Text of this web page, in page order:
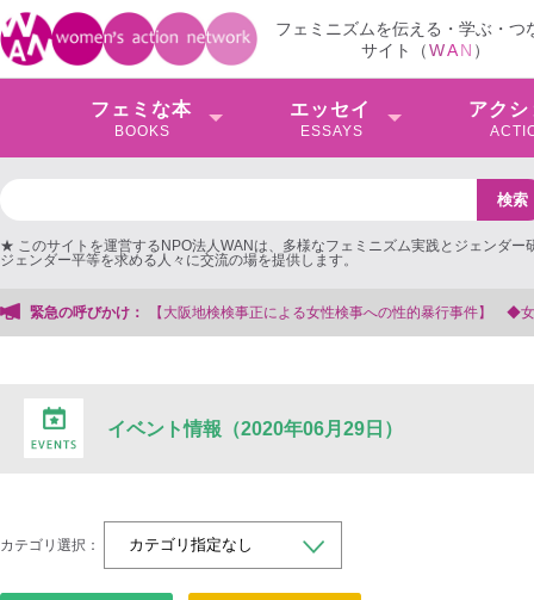
フェミニズムを伝える・学ぶ・つ
サイト（WAN ）
フェミな本
BOOKS
エッセイ
ESSAYS
アクシ
★ このサイトを運営するNPO法人WANは、多様なフェミニズム実践とジェンダー
ジェンダー平等を求める人々に交流の場を提供します。
緊急の呼びかけ：
検事正による女性検事への性的暴行事件】 ◆女性検事を支援する会事務局
イベント情報（2020年06月29日）
カテゴリ選択：